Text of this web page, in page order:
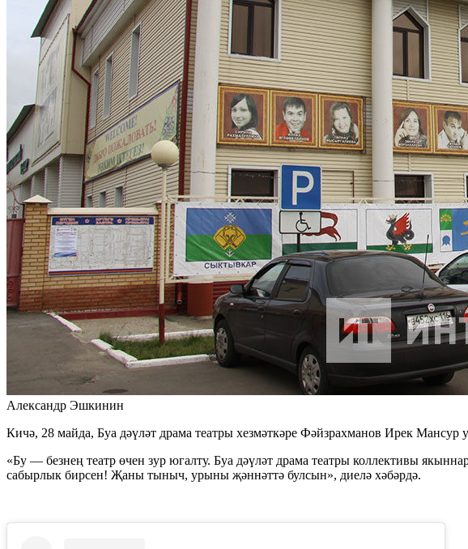
Александр Эшкинин
Кичә, 28 майда, Буа дәүләт драма театры хезмәткәре Фәйзрахманов Ирек
«Бу — безнең театр өчен зур югалту. Буа дәүләт драма театры коллективы
сабырлык бирсен! Җаны тыныч, урыны җәннәттә булсын», диелә хәбәрдә.